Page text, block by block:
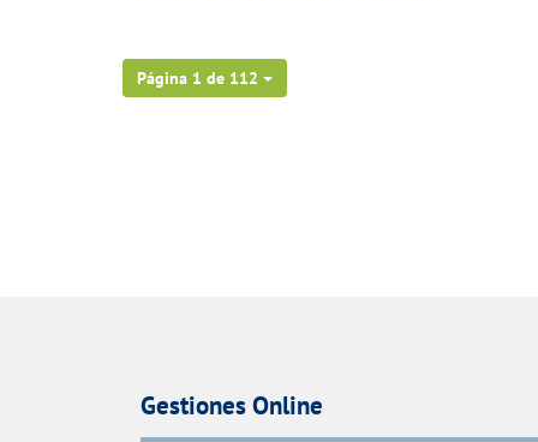
Página 1 de 112
Gestiones Online